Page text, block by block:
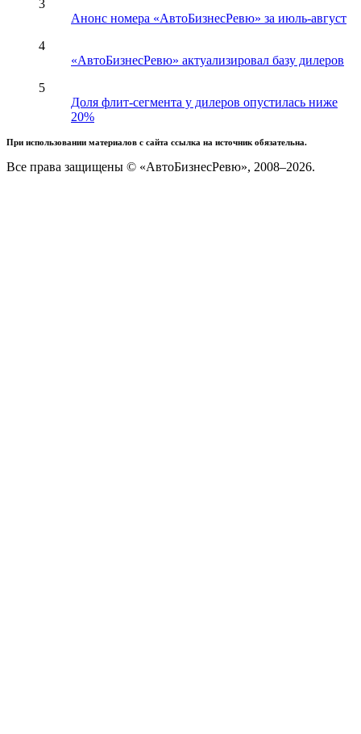
3
Анонс номера «АвтоБизнесРевю» за июль-август
4
«АвтоБизнесРевю» актуализировал базу дилеров
5
Доля флит-сегмента у дилеров опустилась ниже
20%
При использовании материалов с сайта ссылка на источник обязательна.
Все права защищены © «АвтоБизнесРевю», 2008–2026.